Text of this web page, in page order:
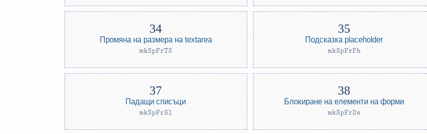
Промяна на размера на textarea
mkSpFrTS
Подсказка placeholder
mkSpFrPh
Падащи списъци
mkSpFrSl
Блокиране на елементи на форми
mkSpFrDs